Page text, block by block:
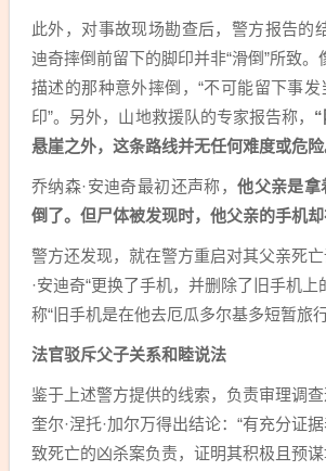
此外，对事故现场勘查后，警方报告的
迪奇摔倒前留下的脚印并非“滑倒”所致。
描述的那种意外摔倒，“不可能留下事
印”。另外，山地救援队的专家报告称，
悬崖之外，这条路线并无任何难度或危险
乔纳森·安迪奇最初还声称，他父亲是拿
倒了。但尸体被发现时，他父亲的手机却
警方还发现，就在警方重启对其父亲死
·安迪奇“更换了手机，并删除了旧手机上
称“旧手机是在他去厄瓜多尔基多短暂旅行
法官驳斥父子关系和睦说法
鉴于上述警方提供的线索，负责审理调
奎尔·涅托·加尔万得出结论：“有充分证
致死亡的凶杀案负责，证明其积极且预